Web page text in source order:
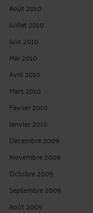
Août 2010
Juillet 2010
Juin 2010
Mai 2010
Avril 2010
Mars 2010
Février 2010
Janvier 2010
Décembre 2009
Novembre 2009
Octobre 2009
Septembre 2009
Août 2009